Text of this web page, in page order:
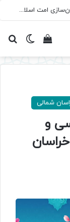
سروده‌ «اربعین»؛ روایت حماسه، استقامت و تمدن‌سازی امت اسلامی
تغییرمشاهده
شمالی
و